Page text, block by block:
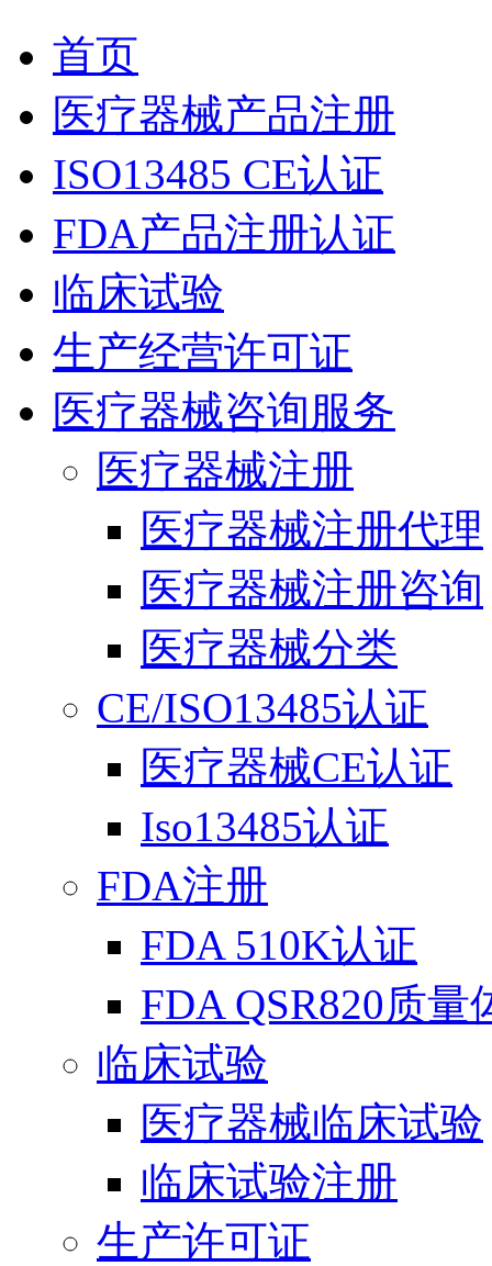
首页
医疗器械产品注册
ISO13485 CE认证
FDA产品注册认证
临床试验
生产经营许可证
医疗器械咨询服务
医疗器械注册
医疗器械注册代理
医疗器械注册咨询
医疗器械分类
CE/ISO13485认证
医疗器械CE认证
Iso13485认证
FDA注册
FDA 510K认证
FDA QSR820质量
临床试验
医疗器械临床试验
临床试验注册
生产许可证